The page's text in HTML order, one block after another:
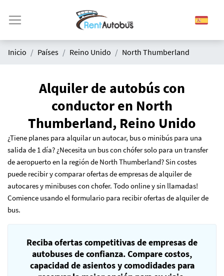
Inicio Países Reino Unido North Thumberland
Alquiler de autobús con
conductor en North
Thumberland, Reino Unido
¿Tiene planes para alquilar un autocar, bus o minibús para una
salida de 1 día? ¿Necesita un bus con chófer solo para un transfer
de aeropuerto en la región de North Thumberland? Sin costes
puede recibir y comparar ofertas de empresas de alquiler de
autocares y minibuses con chofer. Todo online y sin llamadas!
Comience usando el formulario para recibir ofertas de alquiler de
bus.
Reciba ofertas competitivas de empresas de
autobuses de confianza. Compare costos,
capacidad de asientos y comodidades para